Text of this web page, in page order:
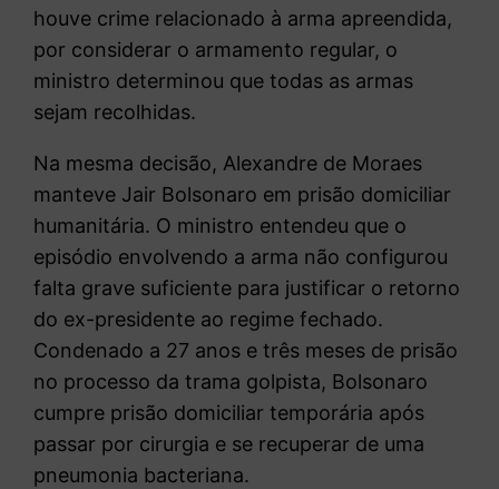
houve crime relacionado à arma apreendida,
por considerar o armamento regular, o
ministro determinou que todas as armas
sejam recolhidas.
Na mesma decisão, Alexandre de Moraes
manteve Jair Bolsonaro em prisão domiciliar
humanitária. O ministro entendeu que o
episódio envolvendo a arma não configurou
falta grave suficiente para justificar o retorno
do ex-presidente ao regime fechado.
Condenado a 27 anos e três meses de prisão
no processo da trama golpista, Bolsonaro
cumpre prisão domiciliar temporária após
passar por cirurgia e se recuperar de uma
pneumonia bacteriana.